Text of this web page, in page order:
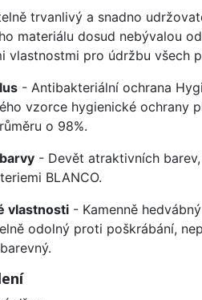
trvanlivý a snadno
materiálu dosud nebývalou
vlastnostmi pro údržbu všech
- Antibakteriální ochrana
vzorce hygienické ochrany
o 98%.
- Devět atraktivních
BLANCO.
vlastnosti - Kamenně
odolný proti poškrábání,